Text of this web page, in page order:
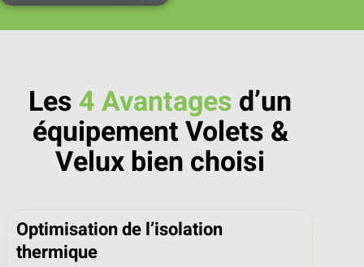
Les 4 Avantages d’un
équipement Volets &
Velux bien choisi
Optimisation de l’isolation
thermique